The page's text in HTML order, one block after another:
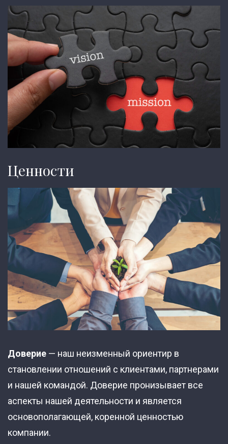
Ценности
Доверие — наш неизменный ориентир в
становлении отношений с клиентами, партнерами
и нашей командой. Доверие пронизывает все
аспекты нашей деятельности и является
основополагающей, коренной ценностью
компании.